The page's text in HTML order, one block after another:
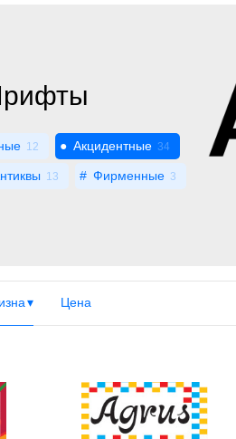
12 Акцидентные 34
13 Фирменные 3
Цена